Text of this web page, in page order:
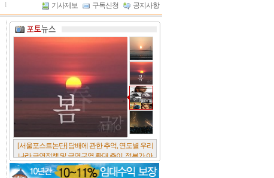
l 기사제보 구독신청 공지사항
[서울포스트논단] 담배에 관한 추억, 연도별 우리
나라 금연정책 및 금연구역 확대 추이, 정부가 아
무리 더 해롭다고 사기를 쳐대도 피워 본 사람은
다 안다, 전자담배시장은 10년새 폭발적 증가세..